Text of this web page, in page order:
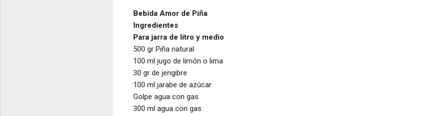
Bebida Amor de Piña
Ingredientes
Para jarra de litro y medio
500 gr Piña natural
100 ml jugo de limón o lima
30 gr de jengibre
100 ml jarabe de azúcar
Golpe agua con gas
300 ml agua con gas